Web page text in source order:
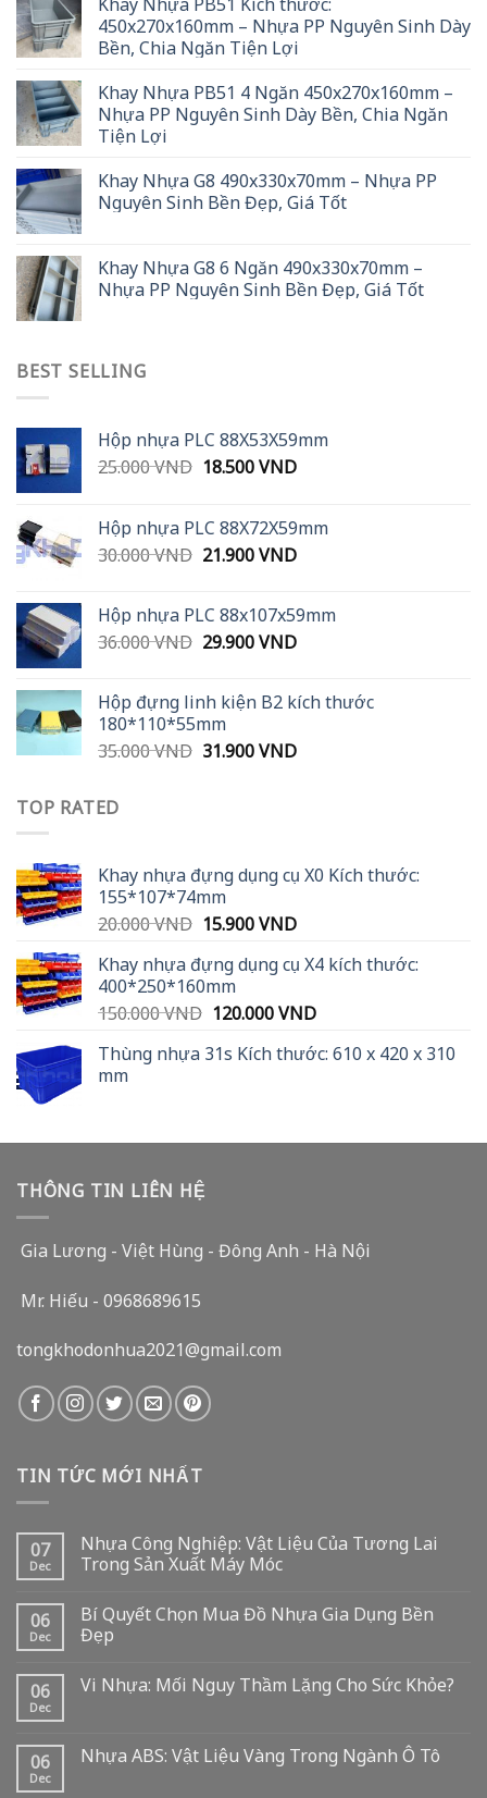
450x270x160mm – Nhựa PP Nguyên Sinh Dày
Bền, Chia Ngăn Tiện Lợi
Khay Nhựa PB51 4 Ngăn 450x270x160mm –
Nhựa PP Nguyên Sinh Dày Bền, Chia Ngăn
Tiện Lợi
Khay Nhựa G8 490x330x70mm – Nhựa PP
Nguyên Sinh Bền Đẹp, Giá Tốt
Khay Nhựa G8 6 Ngăn 490x330x70mm –
Nhựa PP Nguyên Sinh Bền Đẹp, Giá Tốt
BEST SELLING
Hộp nhựa PLC 88X53X59mm
25.000VND Original
25.000 VND.
18.500VNDCurrent
18.500 VND.
Hộp nhựa PLC 88X72X59mm
30.000VND Original
30.000 VND.
21.900VNDCurrent
21.900 VND.
Hộp nhựa PLC 88x107x59mm
36.000VND Original
36.000 VND.
29.900VNDCurrent
29.900 VND.
Hộp đựng linh kiện B2 kích thước
180*110*55mm
35.000VND Original
31.900VNDCurrent
TOP RATED
Khay nhựa đựng dụng cụ X0 Kích thước:
155*107*74mm
20.000VND Original
was:
20.000 VND.
15.900VNDCurrent
is:
Khay nhựa đựng dụng cụ X4 kích thước:
400*250*160mm
150.000VND Original
was:
120.000VNDCurrent
is:
Thùng nhựa 31s Kích thước: 610 x 420 x 310
mm
THÔNG TIN LIÊN HỆ
Gia Lương - Việt Hùng - Đông Anh - Hà Nội
Mr. Hiếu - 0968689615
tongkhodonhua2021@gmail.com
TIN TỨC MỚI NHẤT
07
Dec
Nhựa Công Nghiệp: Vật Liệu Của Tương Lai
Trong Sản Xuất Máy Móc
06
Dec
Bí Quyết Chọn Mua Đồ Nhựa Gia Dụng Bền
Đẹp
06
Dec
Vi Nhựa: Mối Nguy Thầm Lặng Cho Sức Khỏe?
06
Dec
Nhựa ABS: Vật Liệu Vàng Trong Ngành Ô Tô